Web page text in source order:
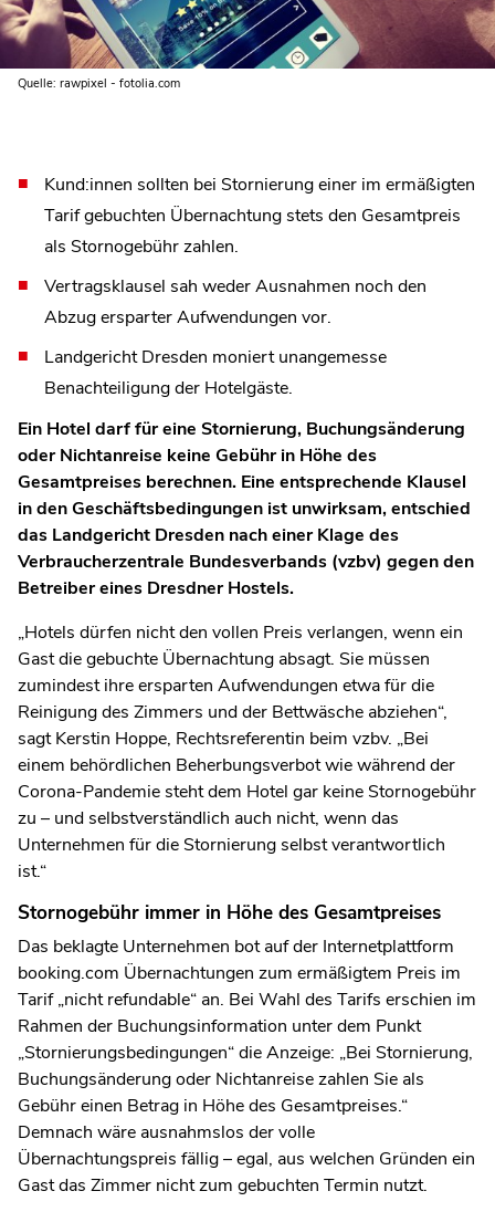
Quelle: rawpixel - fotolia.com
Kund:innen sollten bei Stornierung einer im ermäßigten
Tarif gebuchten Übernachtung stets den Gesamtpreis
als Stornogebühr zahlen.
Vertragsklausel sah weder Ausnahmen noch den
Abzug ersparter Aufwendungen vor.
Landgericht Dresden moniert unangemesse
Benachteiligung der Hotelgäste.
Ein Hotel darf für eine Stornierung, Buchungsänderung
oder Nichtanreise keine Gebühr in Höhe des
Gesamtpreises berechnen. Eine entsprechende Klausel
in den Geschäftsbedingungen ist unwirksam, entschied
das Landgericht Dresden nach einer Klage des
Verbraucherzentrale Bundesverbands (vzbv) gegen den
Betreiber eines Dresdner Hostels.
„Hotels dürfen nicht den vollen Preis verlangen, wenn ein
Gast die gebuchte Übernachtung absagt. Sie müssen
zumindest ihre ersparten Aufwendungen etwa für die
Reinigung des Zimmers und der Bettwäsche abziehen“,
sagt Kerstin Hoppe, Rechtsreferentin beim vzbv. „Bei
einem behördlichen Beherbungsverbot wie während der
Corona-Pandemie steht dem Hotel gar keine Stornogebühr
zu – und selbstverständlich auch nicht, wenn das
Unternehmen für die Stornierung selbst verantwortlich
ist.“
Stornogebühr immer in Höhe des Gesamtpreises
Das beklagte Unternehmen bot auf der Internetplattform
booking.com Übernachtungen zum ermäßigtem Preis im
Tarif „nicht refundable“ an. Bei Wahl des Tarifs erschien im
Rahmen der Buchungsinformation unter dem Punkt
„Stornierungsbedingungen“ die Anzeige: „Bei Stornierung,
Buchungsänderung oder Nichtanreise zahlen Sie als
Gebühr einen Betrag in Höhe des Gesamtpreises.“
Demnach wäre ausnahmslos der volle
Übernachtungspreis fällig – egal, aus welchen Gründen ein
Gast das Zimmer nicht zum gebuchten Termin nutzt.